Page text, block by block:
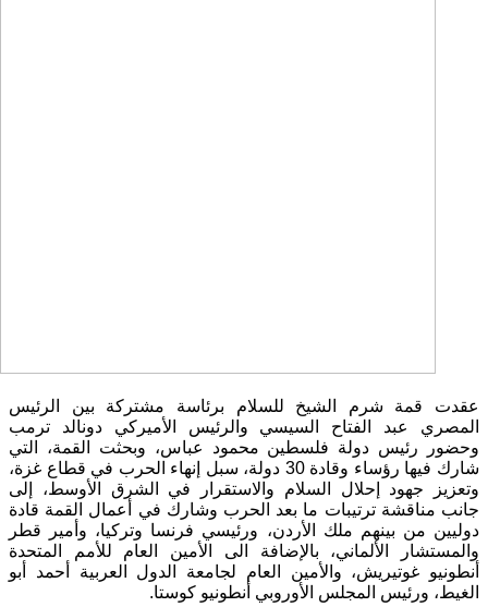
عقدت قمة شرم الشيخ للسلام برئاسة مشتركة بين الرئيس
المصري عبد الفتاح السيسي والرئيس الأميركي دونالد ترمب
وحضور رئيس دولة فلسطين محمود عباس، وبحثت القمة، التي
شارك فيها رؤساء وقادة 30 دولة، سبل إنهاء الحرب في قطاع غزة،
وتعزيز جهود إحلال السلام والاستقرار في الشرق الأوسط، إلى
جانب مناقشة ترتيبات ما بعد الحرب وشارك في أعمال القمة قادة
دوليين من بينهم ملك الأردن، ورئيسي فرنسا وتركيا، وأمير قطر
والمستشار الألماني، بالإضافة الى الأمين العام للأمم المتحدة
أنطونيو غوتيريش، والأمين العام لجامعة الدول العربية أحمد أبو
الغيط، ورئيس المجلس الأوروبي أنطونيو كوستا.